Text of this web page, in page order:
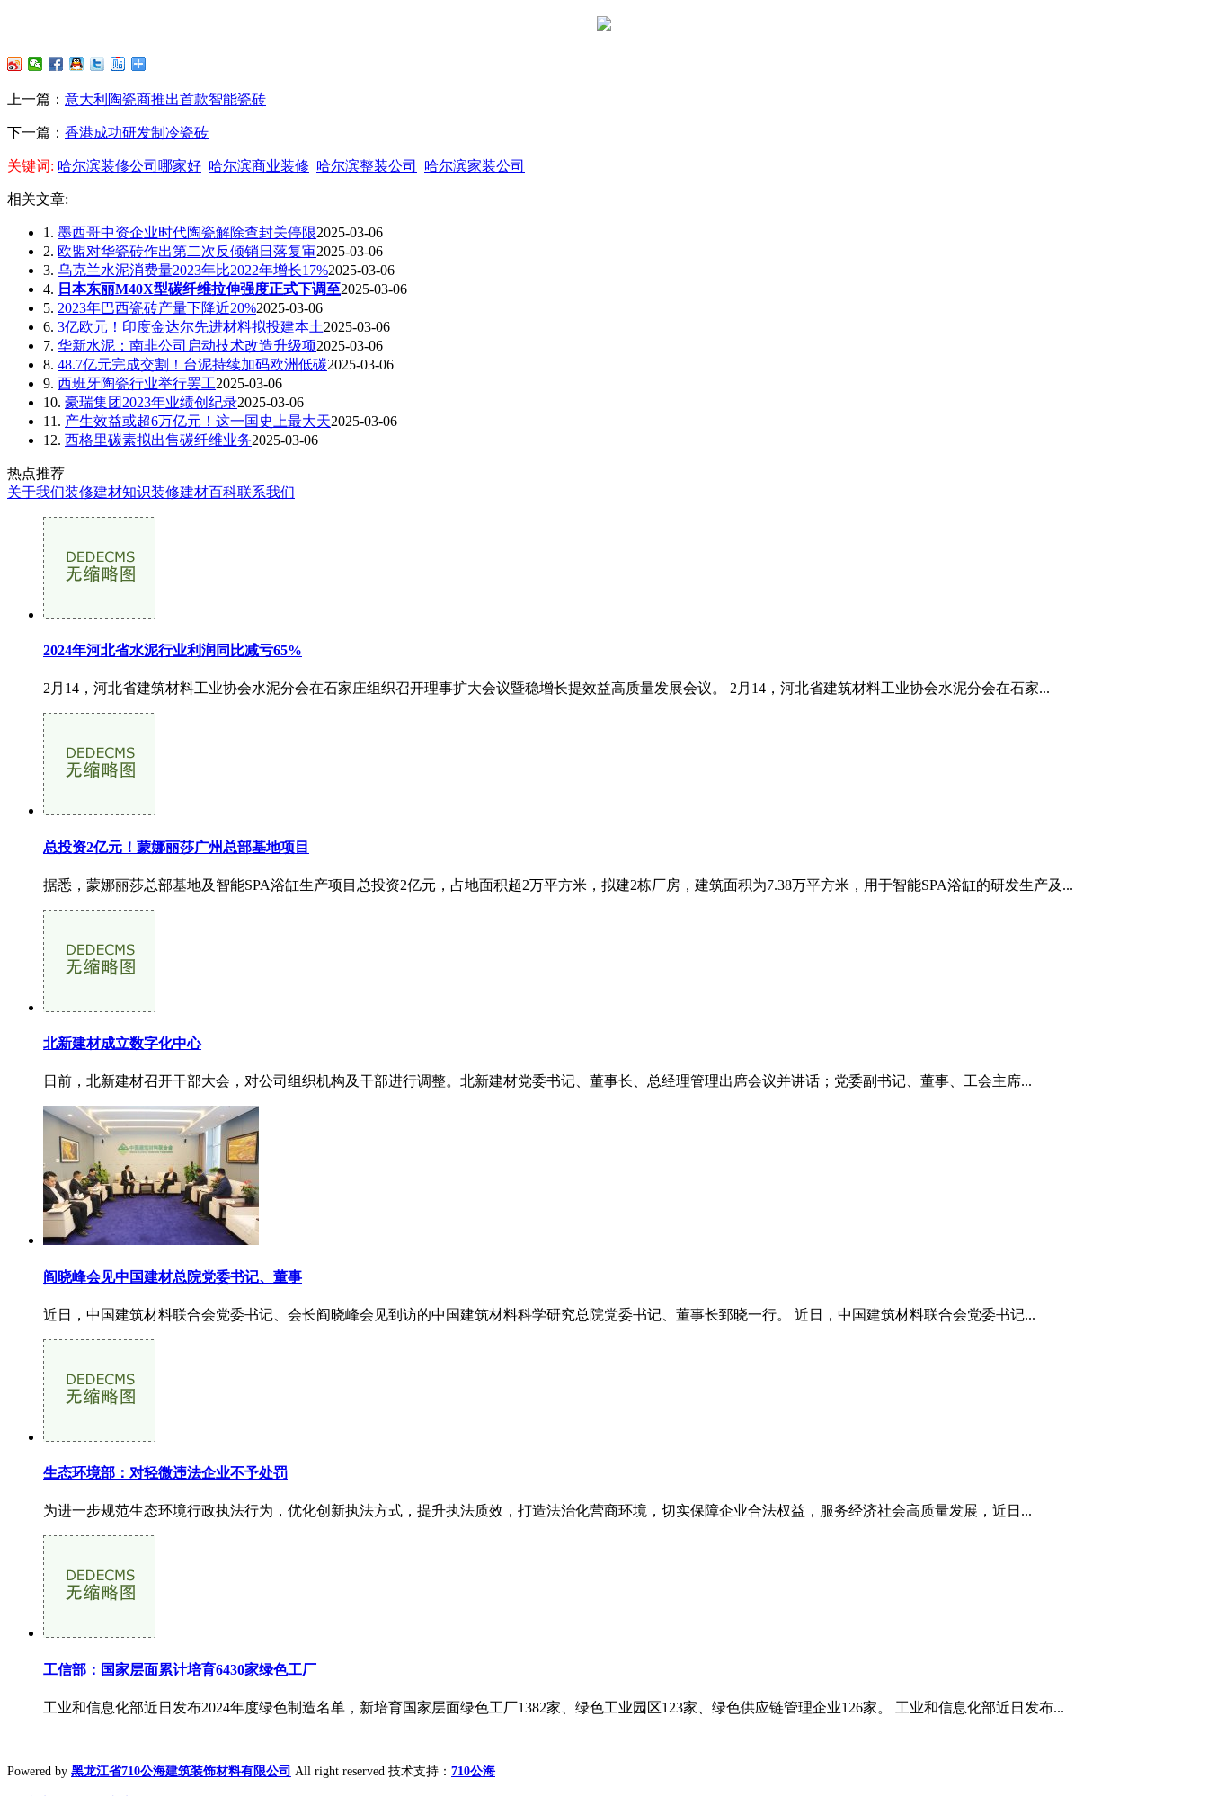
上一篇： 意大利陶瓷商推出首款智能瓷砖
下一篇： 香港成功研发制冷瓷砖
关键词: 哈尔滨装修公司哪家好 哈尔滨商业装修 哈尔滨整装公司 哈尔滨家装公司
相关文章:
1. 墨西哥中资企业时代陶瓷解除查封关停限2025-03-06
2. 欧盟对华瓷砖作出第二次反倾销日落复审2025-03-06
3. 乌克兰水泥消费量2023年比2022年增长17%2025-03-06
4. 日本东丽M40X型碳纤维拉伸强度正式下调至2025-03-06
5. 2023年巴西瓷砖产量下降近20%2025-03-06
6. 3亿欧元！印度金达尔先进材料拟投建本土2025-03-06
7. 华新水泥：南非公司启动技术改造升级项2025-03-06
8. 48.7亿元完成交割！台泥持续加码欧洲低碳2025-03-06
9. 西班牙陶瓷行业举行罢工2025-03-06
10. 豪瑞集团2023年业绩创纪录2025-03-06
11. 产生效益或超6万亿元！这一国史上最大天2025-03-06
12. 西格里碳素拟出售碳纤维业务2025-03-06
热点推荐
关于我们装修建材知识装修建材百科联系我们
2024年河北省水泥行业利润同比减亏65%
2月14，河北省建筑材料工业协会水泥分会在石家庄组织召开理事扩大会议暨稳增长提效益高质量发展会议。 2月14，河北省建筑材料工业协会水泥分会在石家...
总投资2亿元！蒙娜丽莎广州总部基地项目
据悉，蒙娜丽莎总部基地及智能SPA浴缸生产项目总投资2亿元，占地面积超2万平方米，拟建2栋厂房，建筑面积为7.38万平方米，用于智能SPA浴缸的研发生产及...
北新建材成立数字化中心
日前，北新建材召开干部大会，对公司组织机构及干部进行调整。北新建材党委书记、董事长、总经理管理出席会议并讲话；党委副书记、董事、工会主席...
阎晓峰会见中国建材总院党委书记、董事
近日，中国建筑材料联合会党委书记、会长阎晓峰会见到访的中国建筑材料科学研究总院党委书记、董事长郅晓一行。 近日，中国建筑材料联合会党委书记...
生态环境部：对轻微违法企业不予处罚
为进一步规范生态环境行政执法行为，优化创新执法方式，提升执法质效，打造法治化营商环境，切实保障企业合法权益，服务经济社会高质量发展，近日...
工信部：国家层面累计培育6430家绿色工厂
工业和信息化部近日发布2024年度绿色制造名单，新培育国家层面绿色工厂1382家、绿色工业园区123家、绿色供应链管理企业126家。 工业和信息化部近日发布...
Powered by 黑龙江省710公海建筑装饰材料有限公司 All right reserved 技术支持： 710公海